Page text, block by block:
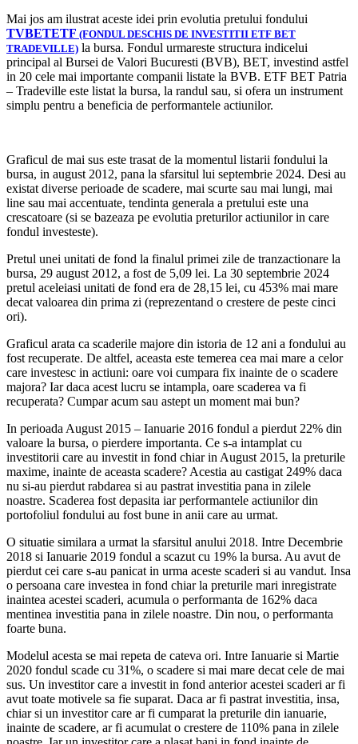
Mai jos am ilustrat aceste idei prin evolutia pretului fondului
TVBETETF (FONDUL DESCHIS DE INVESTITII ETF BET
TRADEVILLE) la bursa. Fondul urmareste structura indicelui
principal al Bursei de Valori Bucuresti (BVB), BET, investind astfel
in 20 cele mai importante companii listate la BVB. ETF BET Patria
– Tradeville este listat la bursa, la randul sau, si ofera un instrument
simplu pentru a beneficia de performantele actiunilor.
Graficul de mai sus este trasat de la momentul listarii fondului la
bursa, in august 2012, pana la sfarsitul lui septembrie 2024. Desi au
existat diverse perioade de scadere, mai scurte sau mai lungi, mai
line sau mai accentuate, tendinta generala a pretului este una
crescatoare (si se bazeaza pe evolutia preturilor actiunilor in care
fondul investeste).
Pretul unei unitati de fond la finalul primei zile de tranzactionare la
bursa, 29 august 2012, a fost de 5,09 lei. La 30 septembrie 2024
pretul aceleiasi unitati de fond era de 28,15 lei, cu 453% mai mare
decat valoarea din prima zi (reprezentand o crestere de peste cinci
ori).
Graficul arata ca scaderile majore din istoria de 12 ani a fondului au
fost recuperate. De altfel, aceasta este temerea cea mai mare a celor
care investesc in actiuni: oare voi cumpara fix inainte de o scadere
majora? Iar daca acest lucru se intampla, oare scaderea va fi
recuperata? Cumpar acum sau astept un moment mai bun?
In perioada August 2015 – Ianuarie 2016 fondul a pierdut 22% din
valoare la bursa, o pierdere importanta. Ce s-a intamplat cu
investitorii care au investit in fond chiar in August 2015, la preturile
maxime, inainte de aceasta scadere? Acestia au castigat 249% daca
nu si-au pierdut rabdarea si au pastrat investitia pana in zilele
noastre. Scaderea fost depasita iar performantele actiunilor din
portofoliul fondului au fost bune in anii care au urmat.
O situatie similara a urmat la sfarsitul anului 2018. Intre Decembrie
2018 si Ianuarie 2019 fondul a scazut cu 19% la bursa. Au avut de
pierdut cei care s-au panicat in urma aceste scaderi si au vandut. Insa
o persoana care investea in fond chiar la preturile mari inregistrate
inaintea acestei scaderi, acumula o performanta de 162% daca
mentinea investitia pana in zilele noastre. Din nou, o performanta
foarte buna.
Modelul acesta se mai repeta de cateva ori. Intre Ianuarie si Martie
2020 fondul scade cu 31%, o scadere si mai mare decat cele de mai
sus. Un investitor care a investit in fond anterior acestei scaderi ar fi
avut toate motivele sa fie suparat. Daca ar fi pastrat investitia, insa,
chiar si un investitor care ar fi cumparat la preturile din ianuarie,
inainte de scadere, ar fi acumulat o crestere de 110% pana in zilele